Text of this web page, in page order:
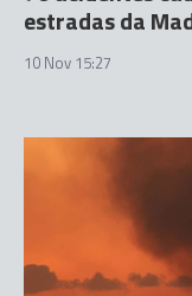
estradas da
10 Nov 15:27